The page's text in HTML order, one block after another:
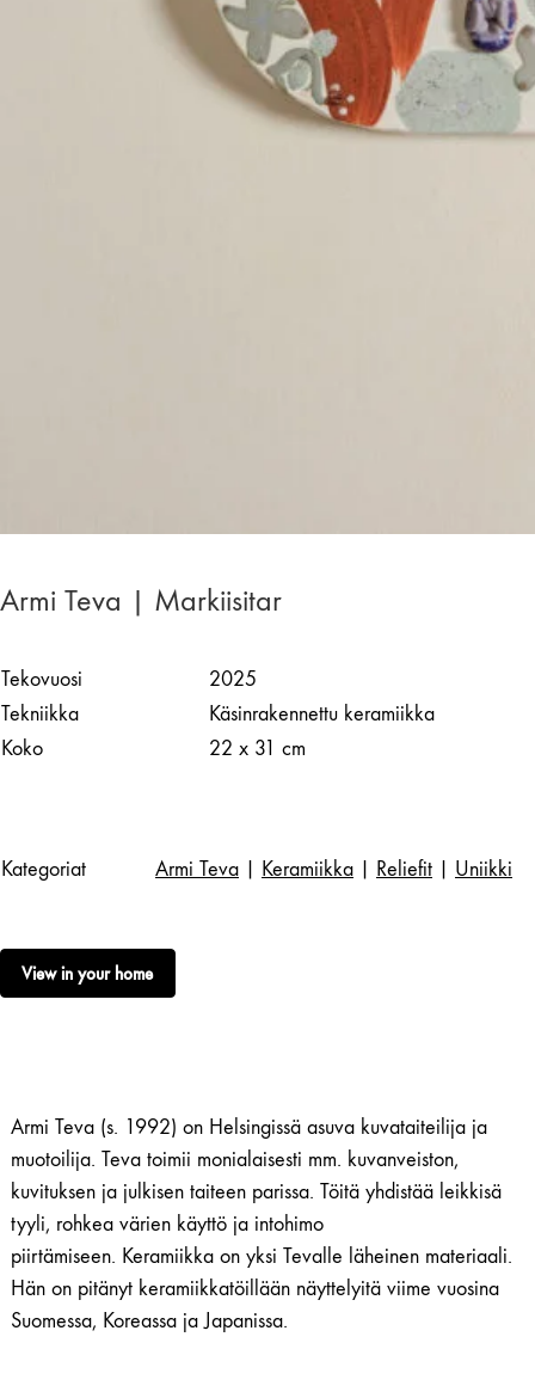
Armi Teva | Markiisitar
Tekovuosi
2025
Tekniikka
Käsinrakennettu keramiikka
Koko
22 x 31 cm
Kategoriat Armi Teva Keramiikka Reliefit Uniikki
View in your home
Armi Teva (s. 1992) on Helsingissä asuva kuvataiteilija ja
muotoilija. Teva toimii monialaisesti mm. kuvanveiston,
kuvituksen ja julkisen taiteen parissa. Töitä yhdistää leikkisä
tyyli, rohkea värien käyttö ja intohimo
piirtämiseen. Keramiikka on yksi Tevalle läheinen materiaali.
Hän on pitänyt keramiikkatöillään näyttelyitä viime vuosina
Suomessa, Koreassa ja Japanissa.